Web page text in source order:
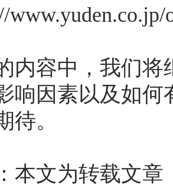
内容中，我们将
响因素以及如
待。
本文为转载文